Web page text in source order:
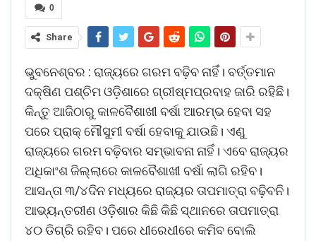
0
Share
ଭୁବନେଶ୍ବର : ରାଜ୍ୟରେ ଗରମ ବଢ଼ିବ ନାହିଁ। ବର୍ତ୍ତମାନ
ଦକ୍ଷିଣ ପଶ୍ଚିମ ଓଡ଼ିଶା‌ରେ ଗ୍ରୀଷ୍ମପ୍ରବାହ ଜାରି ରହିଛି।
କିନ୍ତୁ ଆଜିଠାରୁ କାଳବୈଶାଖୀ ବର୍ଷା ଆରମ୍ଭ ହେବା ସହ
ପରେ ପ୍ରାକ୍‌ ମୌସୁମୀ ବର୍ଷା ହେବାକୁ ଯାଉଛି। ଏଣୁ
ରାଜ୍ୟରେ ଗରମ ବଢ଼ିବାର ସମ୍ଭାବନା ନାହିଁ। ଏବେ ରାଜ୍ୟର
ଅଧିକାଂଶ ଜିଲ୍ଲାରେ କାଳବୈଶାଖୀ ବର୍ଷା ଲାଗି ରହିବ।
ଆସନ୍ତା ୩/୪ଦିନ ମଧ୍ୟରେ ରାଜ୍ୟର ତାପମାତ୍ରା ବଢ଼ିବନି।
ଆଭ୍ୟନ୍ତରୀଣ ଓଡ଼ିଶାର କିଛି କିଛି ସ୍ଥାନରେ ତାପମାତ୍ରା
୪୦ ଡିଗ୍ରି ରହିବ। ପରେ ଧୀରେଧୀରେ କମିବ ବୋଲି